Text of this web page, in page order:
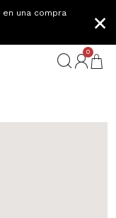
en una compra
×
0